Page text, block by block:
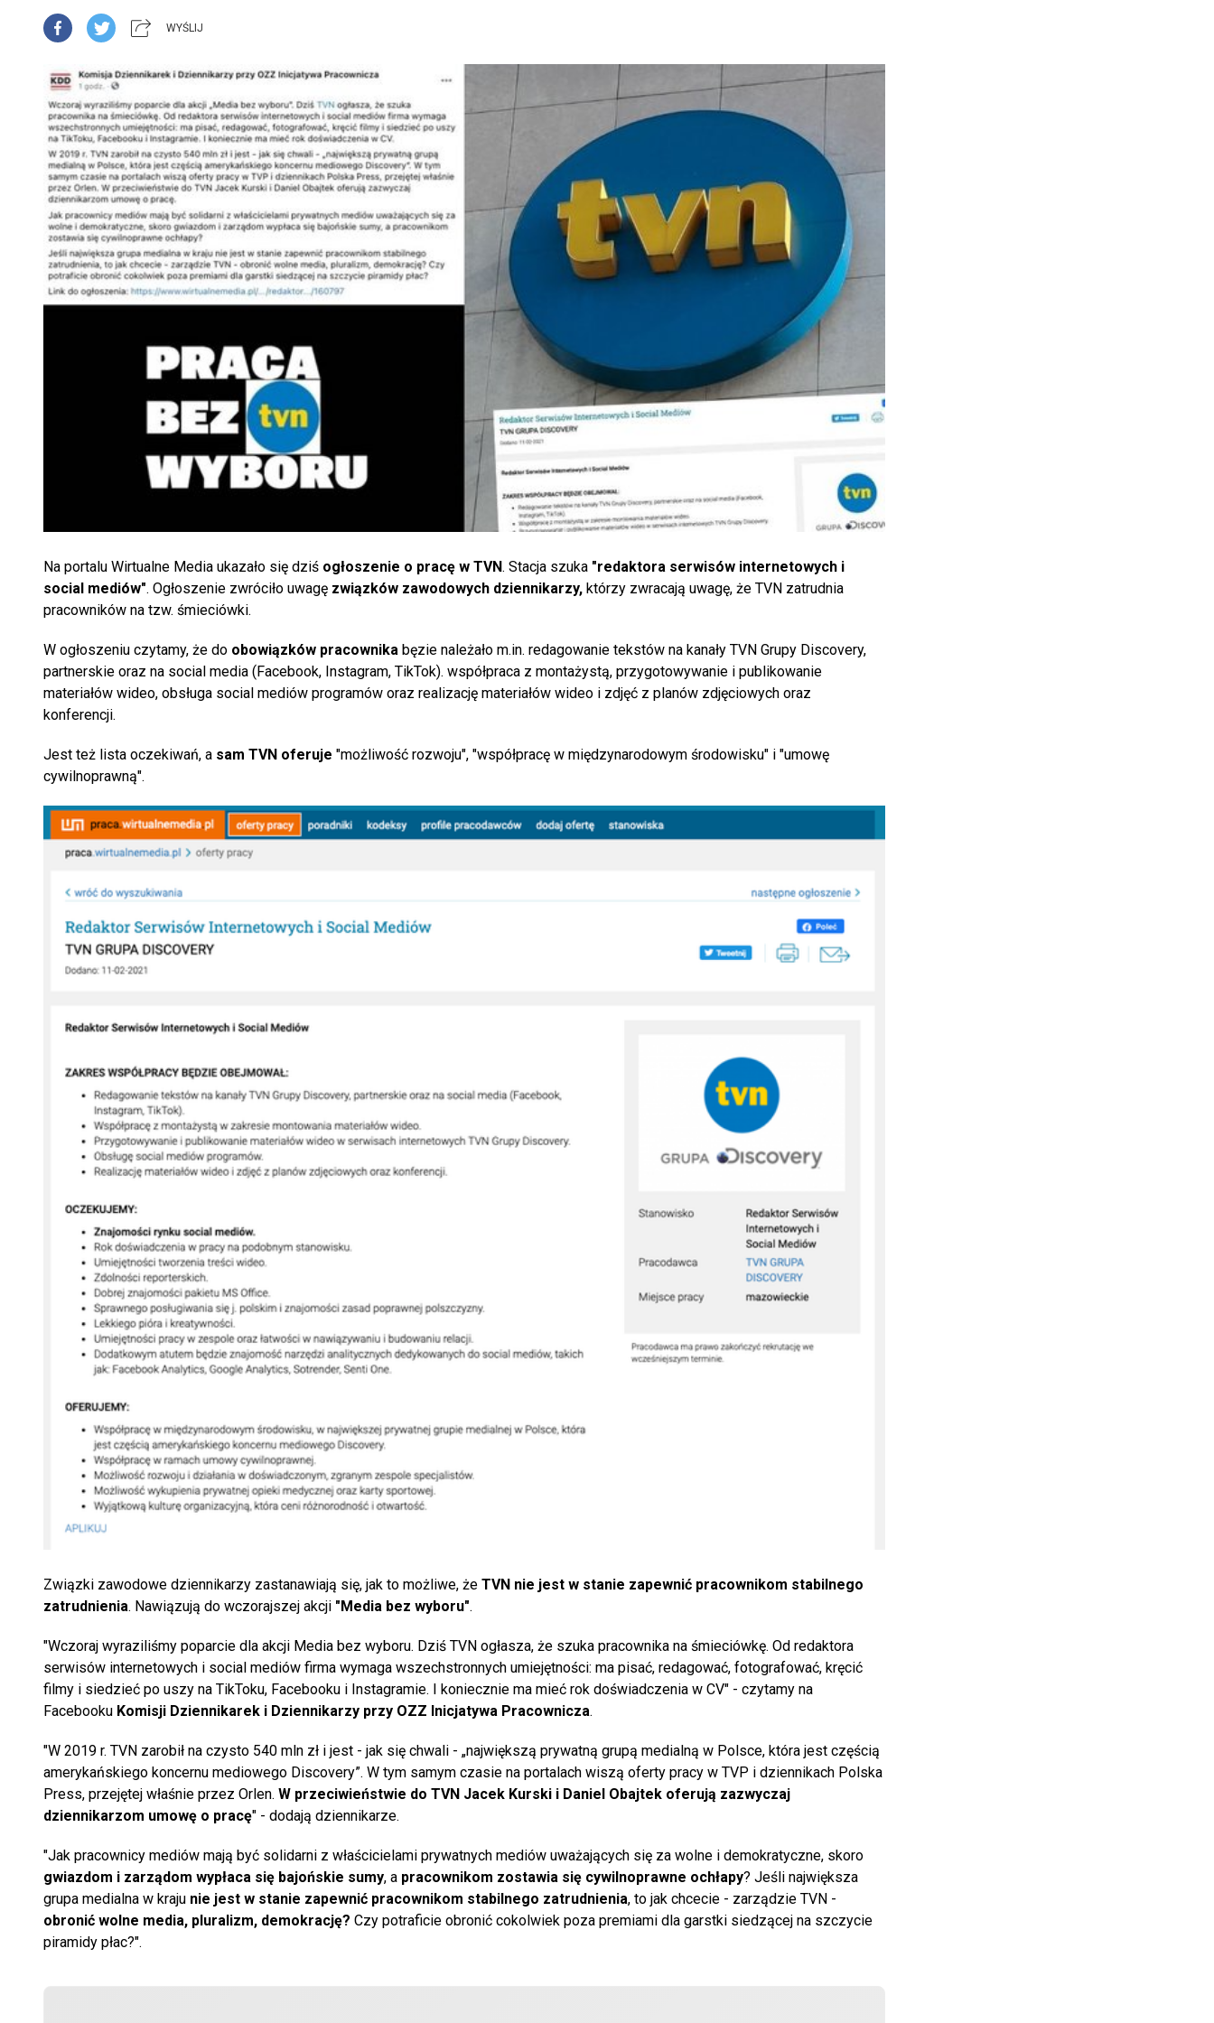
WYŚLIJ
Na portalu Wirtualne Media ukazało się dziś ogłoszenie o pracę w TVN. Stacja szuka "redaktora serwisów internetowych i
social mediów". Ogłoszenie zwróciło uwagę związków zawodowych dziennikarzy, którzy zwracają uwagę, że TVN zatrudnia
pracowników na tzw. śmieciówki.
W ogłoszeniu czytamy, że do obowiązków pracownika bęzie należało m.in. redagowanie tekstów na kanały TVN Grupy Discovery,
partnerskie oraz na social media (Facebook, Instagram, TikTok). współpraca z montażystą, przygotowywanie i publikowanie
materiałów wideo, obsługa social mediów programów oraz realizację materiałów wideo i zdjęć z planów zdjęciowych oraz
konferencji.
Jest też lista oczekiwań, a sam TVN oferuje "możliwość rozwoju", "współpracę w międzynarodowym środowisku" i "umowę
cywilnoprawną".
Związki zawodowe dziennikarzy zastanawiają się, jak to możliwe, że TVN nie jest w stanie zapewnić pracownikom stabilnego
zatrudnienia. Nawiązują do wczorajszej akcji "Media bez wyboru".
"Wczoraj wyraziliśmy poparcie dla akcji Media bez wyboru. Dziś TVN ogłasza, że szuka pracownika na śmieciówkę. Od redaktora
serwisów internetowych i social mediów firma wymaga wszechstronnych umiejętności: ma pisać, redagować, fotografować, kręcić
filmy i siedzieć po uszy na TikToku, Facebooku i Instagramie. I koniecznie ma mieć rok doświadczenia w CV" - czytamy na
Facebooku Komisji Dziennikarek i Dziennikarzy przy OZZ Inicjatywa Pracownicza.
"W 2019 r. TVN zarobił na czysto 540 mln zł i jest - jak się chwali - „największą prywatną grupą medialną w Polsce, która jest częścią
amerykańskiego koncernu mediowego Discovery”. W tym samym czasie na portalach wiszą oferty pracy w TVP i dziennikach Polska
Press, przejętej właśnie przez Orlen. W przeciwieństwie do TVN Jacek Kurski i Daniel Obajtek oferują zazwyczaj
dziennikarzom umowę o pracę" - dodają dziennikarze.
"Jak pracownicy mediów mają być solidarni z właścicielami prywatnych mediów uważających się za wolne i demokratyczne, skoro
gwiazdom i zarządom wypłaca się bajońskie sumy, a pracownikom zostawia się cywilnoprawne ochłapy? Jeśli największa
grupa medialna w kraju nie jest w stanie zapewnić pracownikom stabilnego zatrudnienia, to jak chcecie - zarządzie TVN -
obronić wolne media, pluralizm, demokrację? Czy potraficie obronić cokolwiek poza premiami dla garstki siedzącej na szczycie
piramidy płac?".